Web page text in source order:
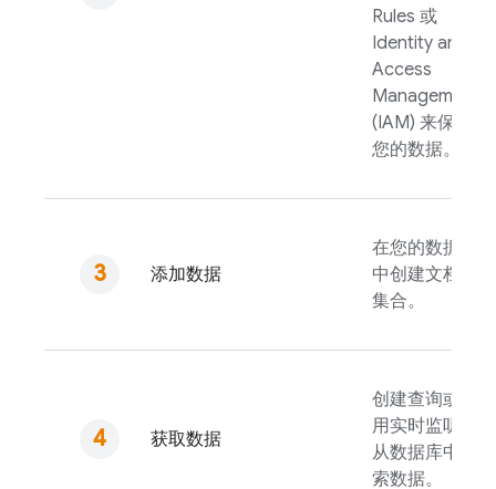
Rules 或
Identity and
Access
Management
(IAM) 来保护
您的数据。
添加数据
在您的数据库
中创建文档和
集合。
获取数据
创建查询或使
用实时监听器
从数据库中检
索数据。